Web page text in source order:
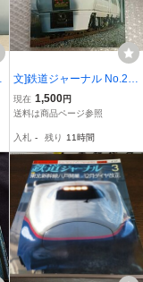
文]鉄道ジャーナル No.26
9 1989年3月号 鉄道車
両のデザインと設備/651
津3号＞/北上線・陸羽東
線
現在 1,500円
送料は商品ページ参照
入札 - 残り 11時間